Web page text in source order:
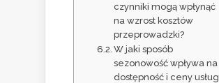
czynniki mogą wpłynąć
na wzrost kosztów
przeprowadzki?
W jaki sposób
sezonowość wpływa na
dostępność i ceny usług